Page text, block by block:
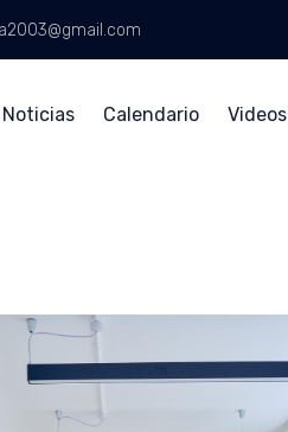
Noticias Calendario Videos